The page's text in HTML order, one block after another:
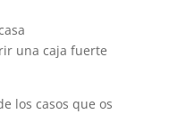
una caja fuerte
los casos que os